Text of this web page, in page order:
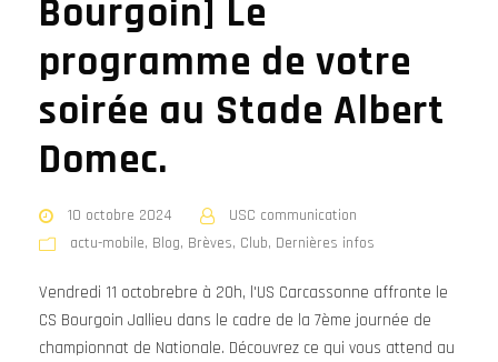
Bourgoin] Le
programme de votre
soirée au Stade Albert
Domec.
10 octobre 2024
USC communication
actu-mobile, Blog, Brèves, Club, Dernières infos
Vendredi 11 octobrebre à 20h, l'US Carcassonne affronte le
CS Bourgoin Jallieu dans le cadre de la 7ème journée de
championnat de Nationale. Découvrez ce qui vous attend au